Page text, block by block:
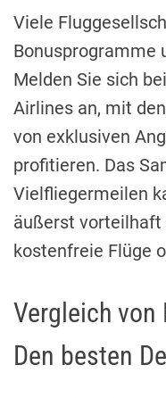
Viele
Bonusprogramme
Melden Sie sich
Airlines an, mit
von exklusiven
profitieren. Das
Vielfliegermeilen
äußerst vorteilhaft
kostenfreie Flüge
Vergleich von
Den besten